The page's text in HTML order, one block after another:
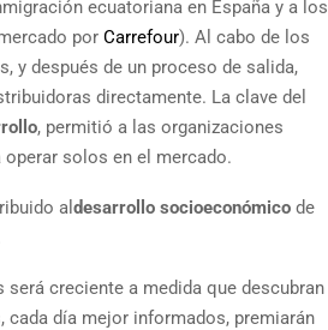
ecuatoriana en España y a los
por Carrefour). Al cabo de los
y después de un proceso de salida,
directamente. La clave del
, permitió a las organizaciones
solos en el mercado.
al desarrollo socioeconómico de
creciente a medida que descubran
día mejor informados, premiarán